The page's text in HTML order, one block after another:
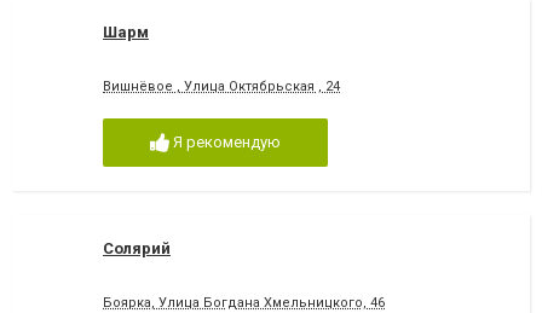
Шарм
Вишнёвое , Улица Октябрьская , 24
Я рекомендую
Солярий
Боярка, Улица Богдана Хмельницкого, 46